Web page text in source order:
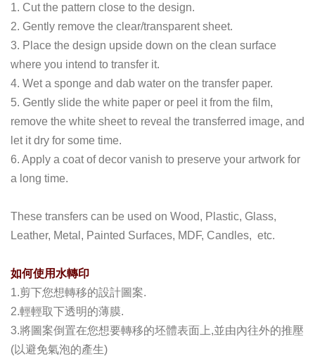
1. Cut the pattern close to the design.
2. Gently remove the clear/transparent sheet.
3. Place the design upside down on the clean surface
where you intend to transfer it.
4. Wet a sponge and dab water on the transfer paper.
5. Gently slide the white paper or peel it from the film,
remove the white sheet to reveal the transferred image, and
let it dry for some time.
6. Apply a coat of decor vanish to preserve your artwork for
a long time.
These transfers can be used on Wood, Plastic, Glass,
Leather, Metal, Painted Surfaces, MDF, Candles, etc.
如何使用水轉印
1.剪下您想轉移的設計圖案.
2.輕輕取下透明的薄膜.
3.將圖案倒置在您想要轉移的坯體表面上,並由內往外的推壓
(以避免氣泡的產生)